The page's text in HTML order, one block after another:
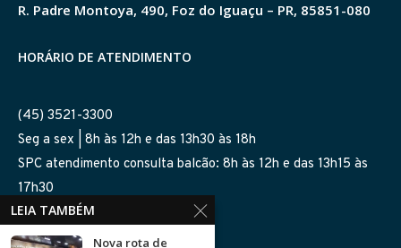
R. Padre Montoya, 490, Foz do Iguaçu – PR, 85851-080
HORÁRIO DE ATENDIMENTO
(45) 3521-3300
Seg a sex | 8h às 12h e das 13h30 às 18h
SPC atendimento consulta balcão: 8h às 12h e das 13h15 às
17h30
SIGA-NOS NAS REDES
LEIA TAMBÉM
Nova rota de